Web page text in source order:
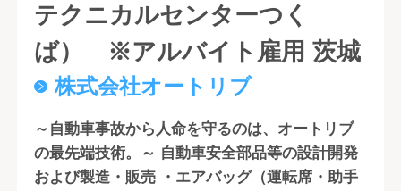
テクニカルセンターつく
ば） ※アルバイト雇用 茨城
株式会社オートリブ
～自動車事故から人命を守るのは、オートリブ
の最先端技術。～ 自動車安全部品等の設計開発
および製造・販売 ・エアバッグ（運転席・助手